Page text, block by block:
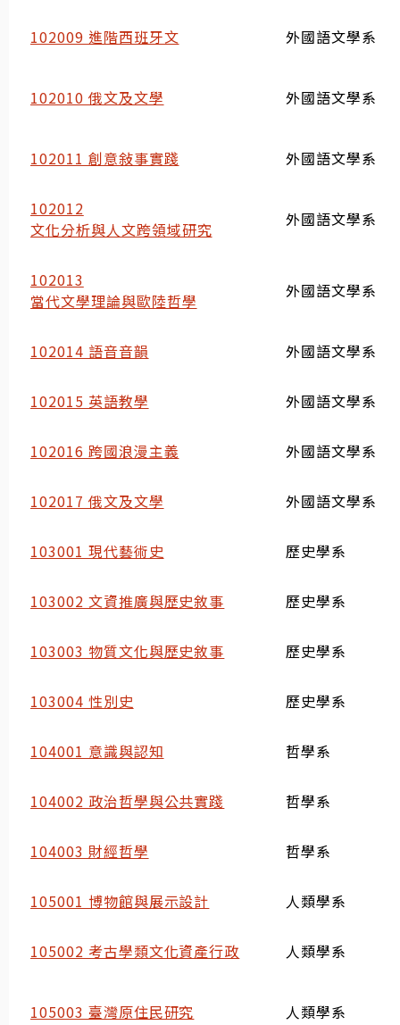
102009 進階西班牙文 外國語文學系
102010 俄文及文學 外國語文學系
102011 創意敍事實踐 外國語文學系
102012
文化分析與人文跨領域研究
外國語文學系
102013
當代文學理論與歐陸哲學
外國語文學系
102014 語音音韻 外國語文學系
102015 英語教學 外國語文學系
102016 跨國浪漫主義 外國語文學系
102017 俄文及文學 外國語文學系
103001 現代藝術史 歷史學系
103002 文資推廣與歷史敘事 歷史學系
103003 物質文化與歷史敘事 歷史學系
103004 性別史 歷史學系
104001 意識與認知 哲學系
104002 政治哲學與公共實踐 哲學系
104003 財經哲學 哲學系
105001 博物館與展示設計 人類學系
105002 考古學類文化資產行政 人類學系
105003 臺灣原住民研究 人類學系